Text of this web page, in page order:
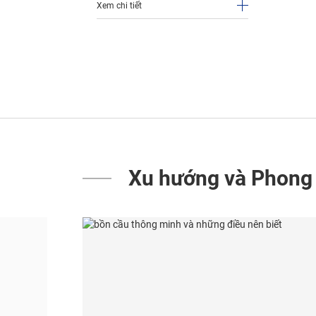
Xem chi tiết
Xu hướng và